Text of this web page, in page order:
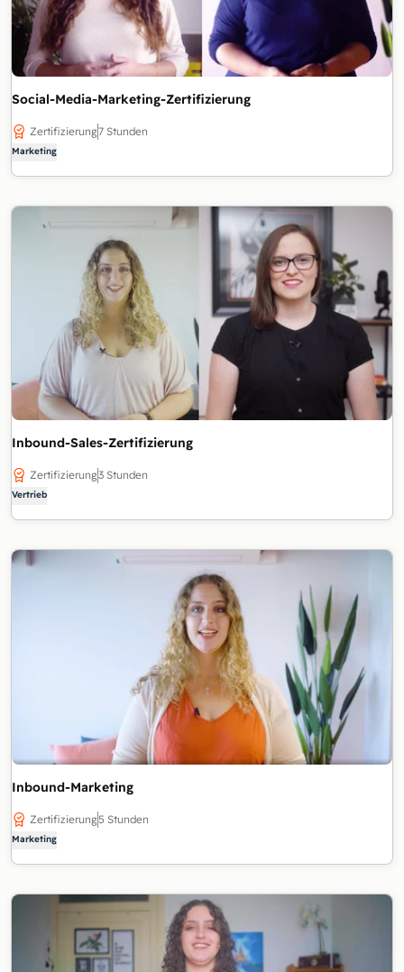
Social-Media-Marketing-Zertifizierung
Zertifizierung7 Stunden
Marketing
Inbound-Sales-Zertifizierung
Zertifizierung3 Stunden
Vertrieb
Inbound-Marketing
Zertifizierung5 Stunden
Marketing